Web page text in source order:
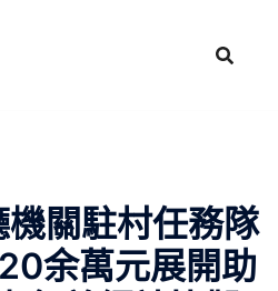
關駐村任務隊
余萬元展開助